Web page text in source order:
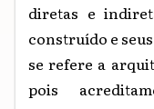
diretas e
construído e
se refere a
pois